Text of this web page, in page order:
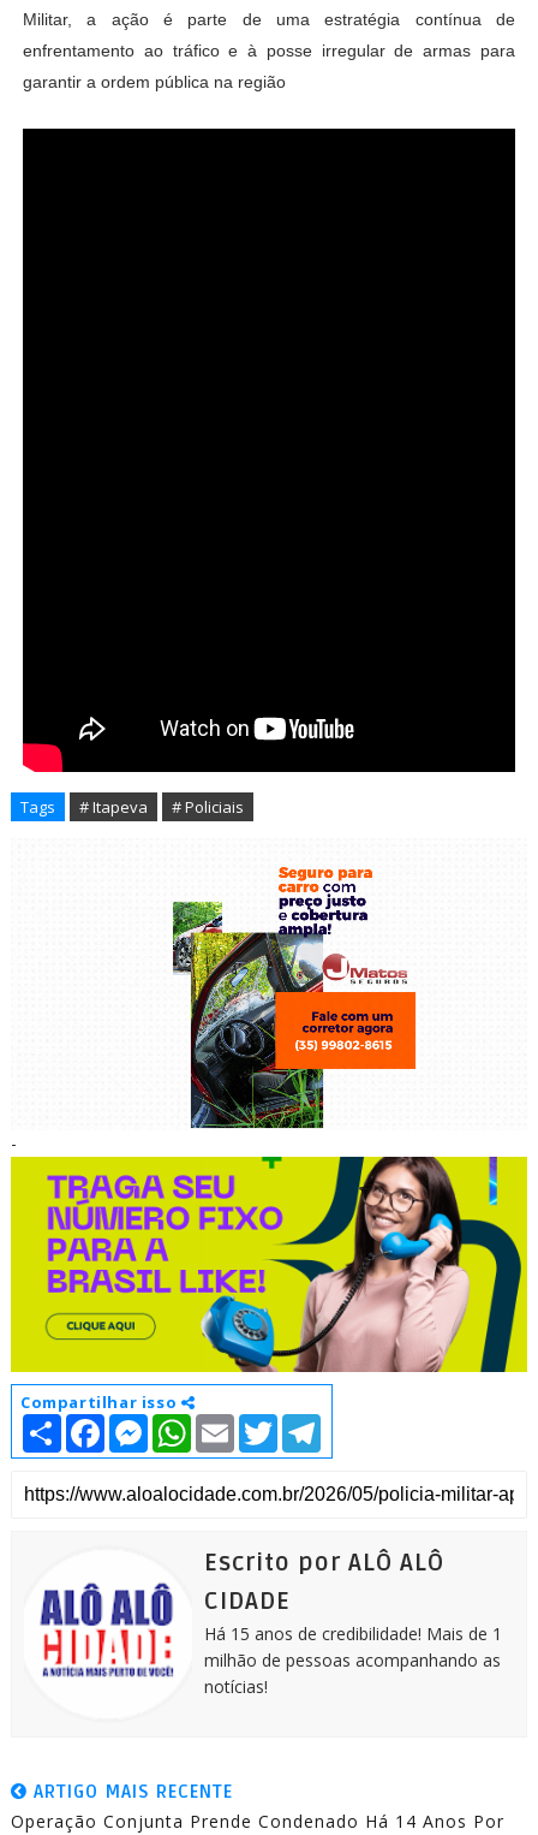
Militar, a ação é parte de uma estratégia contínua de
enfrentamento ao tráfico e à posse irregular de armas para
garantir a ordem pública na região
Tags # Itapeva # Policiais
-
Compartilhar isso
S
h
a
e
F
c
b
M
e
s
e
W
h
a
t
s
E
m
a
l
T
i
t
t
T
l
e
g
m
Escrito por ALÔ ALÔ
CIDADE
Há 15 anos de credibilidade! Mais de 1
milhão de pessoas acompanhando as
notícias!
ARTIGO MAIS RECENTE
Operação Conjunta Prende Condenado Há 14 Anos Por